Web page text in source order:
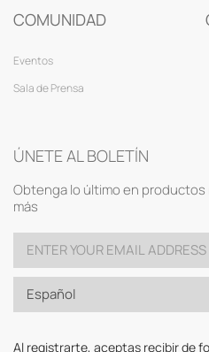
COMUNIDAD
Eventos
Sala de Prensa
ÚNETE AL BOLETÍN
Obtenga lo último en
más
Español
Al registrarte, aceptas recibir de